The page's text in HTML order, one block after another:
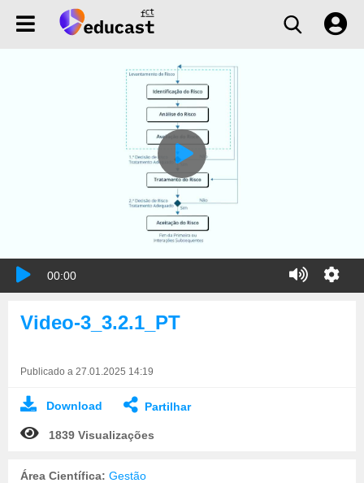
00:00
Video-3_3.2.1_PT
Publicado a 27.01.2025 14:19
Download Partilhar
1839 Visualizações
Área Científica: Gestão